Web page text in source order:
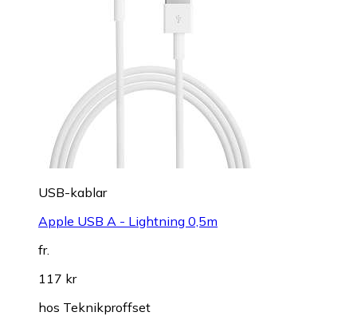
USB-kablar
Apple USB A - Lightning 0,5m
fr.
117 kr
hos Teknikproffset